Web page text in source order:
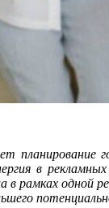
планирование
в
в рамках одной